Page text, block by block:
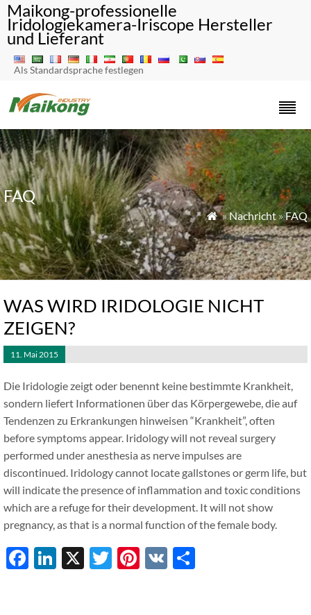
Maikong-professionelle
Iridologiekamera-Iriscope Hersteller
und Lieferant
Als Standardsprache festlegen
FAQ
 »Nachricht»FAQ
WAS WIRD IRIDOLOGIE NICHT
ZEIGEN?
11. Mai 2015
Die Iridologie zeigt oder benennt keine bestimmte Krankheit,
sondern liefert Informationen über das Körpergewebe, die auf
Tendenzen zu Erkrankungen hinweisen “Krankheit”, often
before symptoms appear. Iridology will not reveal surgery
performed under anesthesia as nerve impulses are
discontinued. Iridology cannot locate gallstones or germ life, but
will indicate the presence of inflammation and toxic conditions
which are a refuge for their development. It will not show
pregnancy, as that is a normal function of the female body.
Facebook
LinkedIn
X Twitter
Pinterest
VK